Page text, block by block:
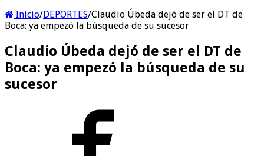
Inicio/DEPORTES/Claudio Úbeda dejó de ser el DT de
Boca: ya empezó la búsqueda de su sucesor
Claudio Úbeda dejó de ser el DT de
Boca: ya empezó la búsqueda de su
sucesor